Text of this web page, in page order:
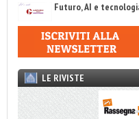
Futuro, AI e
LE RIVISTE